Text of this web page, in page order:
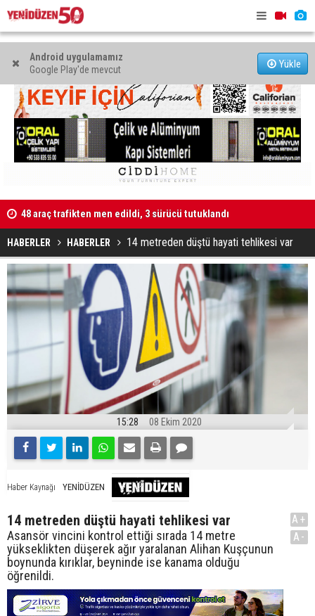
Android uygulamamız
Google Play'de mevcut
Yükle
Kaldırıma düşen scooter sürücüsü yaralandı
HABERLER HABERLER 14 metreden düştü hayati tehlikesi var
15:28 08 Ekim 2020
Haber Kaynağı YENİDÜZEN
14 metreden düştü hayati tehlikesi var
Asansör vincini kontrol ettiği sırada 14 metre
yükseklikten düşerek ağır yaralanan Alihan Kuşçunun
boynunda kırıklar, beyninde ise kanama olduğu
öğrenildi.
A+
A-